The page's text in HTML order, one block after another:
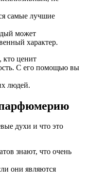
самые лучшие
может
характер.
кто ценит
С его помощью вы
людей.
знают, что очень
они являются